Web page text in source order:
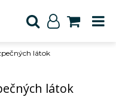
látok
látok